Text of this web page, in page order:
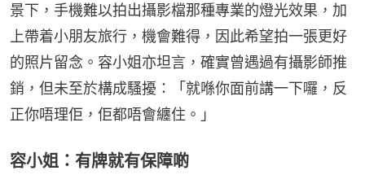
景下，手機難以拍出攝影檔那種專業的燈光效果，加
上帶着小朋友旅行，機會難得，因此希望拍一張更好
的照片留念。容小姐亦坦言，確實曾遇過有攝影師推
銷，但未至於構成騷擾：「就喺你面前講一下囉，反
正你唔理佢，佢都唔會纏住。」
容小姐：有牌就有保障啲